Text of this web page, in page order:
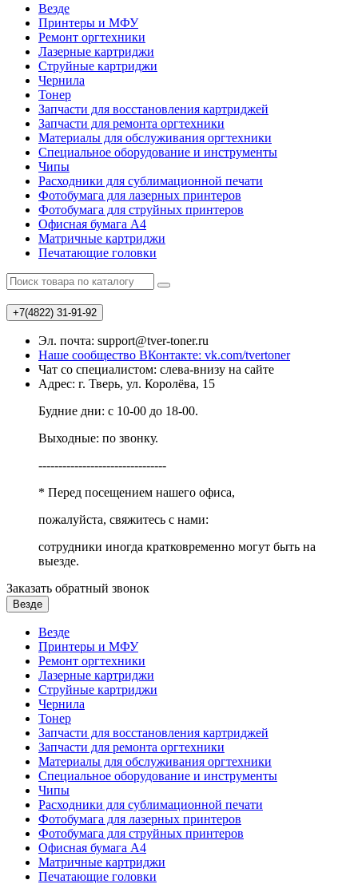
Везде
Принтеры и МФУ
Ремонт оргтехники
Лазерные картриджи
Струйные картриджи
Чернила
Тонер
Запчасти для восстановления картриджей
Запчасти для ремонта оргтехники
Материалы для обслуживания оргтехники
Специальное оборудование и инструменты
Чипы
Расходники для сублимационной печати
Фотобумага для лазерных принтеров
Фотобумага для струйных принтеров
Офисная бумага А4
Матричные картриджи
Печатающие головки
+7(4822) 31-91-92
Эл. почта: support@tver-toner.ru
Наше сообщество ВКонтакте: vk.com/tvertoner
Чат со специалистом: слева-внизу на сайте
Адрес: г. Тверь, ул. Королёва, 15
Будние дни: с 10-00 до 18-00.
Выходные: по звонку.
--------------------------------
* Перед посещением нашего офиса,
пожалуйста, свяжитесь с нами:
сотрудники иногда кратковременно могут быть на
выезде.
Заказать обратный звонок
Везде
Везде
Принтеры и МФУ
Ремонт оргтехники
Лазерные картриджи
Струйные картриджи
Чернила
Тонер
Запчасти для восстановления картриджей
Запчасти для ремонта оргтехники
Материалы для обслуживания оргтехники
Специальное оборудование и инструменты
Чипы
Расходники для сублимационной печати
Фотобумага для лазерных принтеров
Фотобумага для струйных принтеров
Офисная бумага А4
Матричные картриджи
Печатающие головки